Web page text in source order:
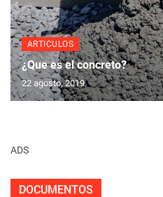
ARTICULOS
¿Que es el concreto?
22 agosto, 2019
ADS
DOCUMENTOS